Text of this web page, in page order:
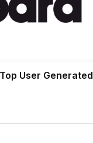
User Generated